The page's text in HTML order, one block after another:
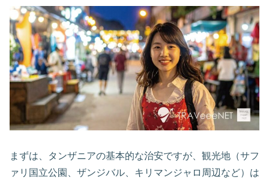
まずは、タンザニアの基本的な治安ですが、観光地（サフ
ァリ国立公園、ザンジバル、キリマンジャロ周辺など）は